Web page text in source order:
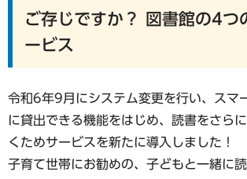
ご存じですか？ 図書館の4つ
ービス
令和6年9月にシステム変更を行い、スマ
に貸出できる機能をはじめ、読書をさら
くためサービスを新たに導入しました！
子育て世帯にお勧めの、子どもと一緒に